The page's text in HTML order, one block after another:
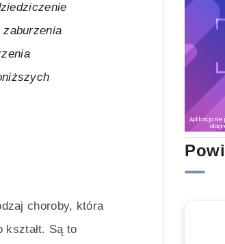
choroby, która
kształt. Są to